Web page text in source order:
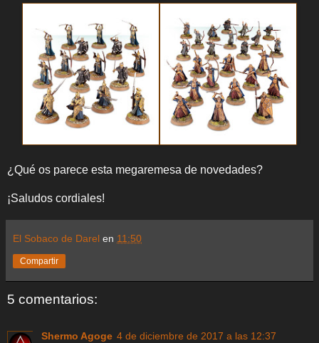
¿Qué os parece esta megaremesa de novedades?
¡Saludos cordiales!
El Sobaco de Darel en 11:50
Compartir
5 comentarios:
Shermo Agoge 4 de diciembre de 2017 a las 12:37